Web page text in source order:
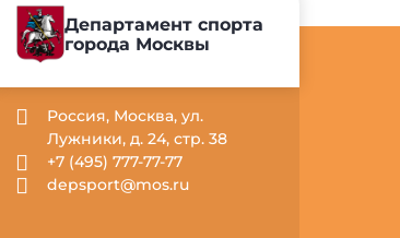
Департамент спорта
города Москвы
Россия, Москва, ул.
Лужники, д. 24, стр. 38
+7 (495) 777-77-77
depsport@mos.ru